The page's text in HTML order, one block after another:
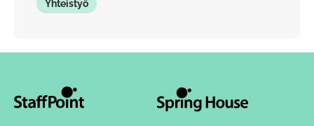
Yhteistyö